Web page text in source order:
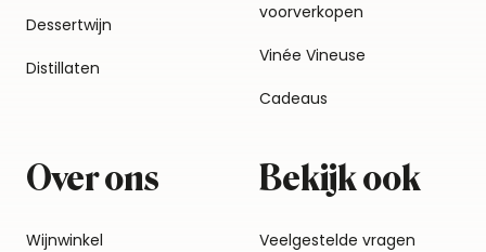
Dessertwijn
Distillaten
voorverkopen
Vinée Vineuse
Cadeaus
Over ons
Wijnwinkel
Bekijk ook
Veelgestelde vragen